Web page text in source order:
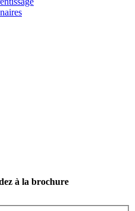
à la brochure